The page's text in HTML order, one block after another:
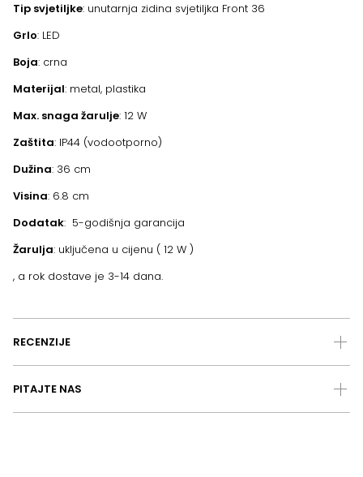
Tip svjetiljke: unutarnja zidina svjetiljka Front 36
Grlo: LED
Boja: crna
Materijal: metal, plastika
Max. snaga žarulje: 12 W
Zaštita: IP44 (vodootporno)
Dužina: 36 cm
Visina: 6.8 cm
Dodatak: 5-godišnja garancija
Žarulja: uključena u cijenu ( 12 W )
, a rok dostave je 3-14 dana.
RECENZIJE
PITAJTE NAS